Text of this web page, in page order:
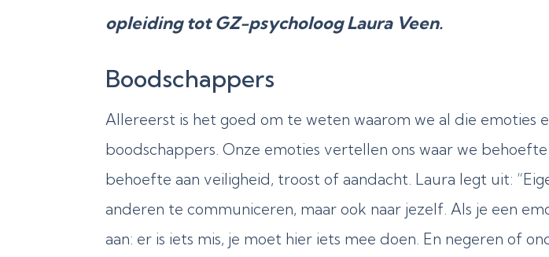
opleiding tot GZ-psycholoog Laura Veen.
Boodschappers
Allereerst is het goed om te weten waarom we al die emoties
boodschappers. Onze emoties vertellen ons waar we
behoefte aan veiligheid, troost of aandacht. Laura legt uit:
anderen te communiceren, maar ook naar jezelf. Als je een
aan: er is iets mis, je moet hier iets mee doen. En negeren of